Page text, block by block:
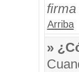
firma
Arriba
»